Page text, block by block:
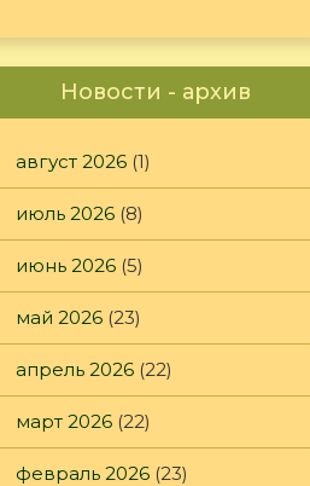
Новости - архив
август 2026 (1)
июль 2026 (8)
июнь 2026 (5)
май 2026 (23)
апрель 2026 (22)
март 2026 (22)
февраль 2026 (23)